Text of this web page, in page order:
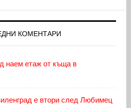
КОМЕНТАРИ
наем етаж от къща в
е втори след Любимец